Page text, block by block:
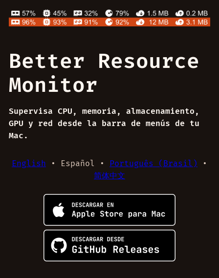
Better Resource
Monitor
Supervisa CPU, memoria, almacenamiento,
GPU y red desde la barra de menús de tu
Mac.
English • Español • Português (Brasil) •
简体中文